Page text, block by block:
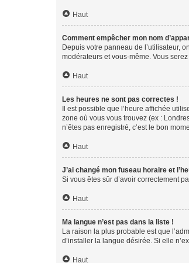
Haut
Comment empêcher mon nom
Depuis votre panneau de l’utilisateur,
modérateurs et vous-même. Vous
Haut
Les heures ne sont pas correctes !
Il est possible que l’heure affichée
zone où vous vous trouvez (ex :
n’êtes pas enregistré, c’est le bon
Haut
J’ai changé mon fuseau horaire et
Si vous êtes sûr d’avoir correctement
Haut
Ma langue n’est pas dans la liste !
La raison la plus probable est que
d’installer la langue désirée. Si elle
Haut